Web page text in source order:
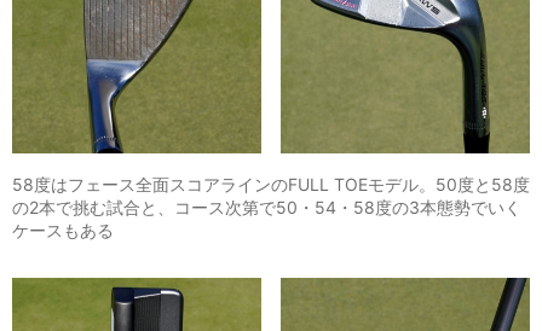
58度はフェース全面スコアラインのFULL TOEモデル。50度と58度
の2本で挑む試合と、コース次第で50・54・58度の3本態勢でいく
ケースもある